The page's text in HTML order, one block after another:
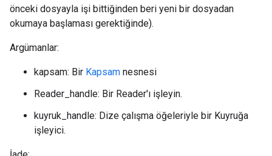
önceki dosyayla işi bittiğinden beri yeni bir dosyadan
okumaya başlaması gerektiğinde).
Argümanlar:
kapsam: Bir Kapsam nesnesi
Reader_handle: Bir Reader'ı işleyin.
kuyruk_handle: Dize çalışma öğeleriyle bir Kuyruğa
işleyici.